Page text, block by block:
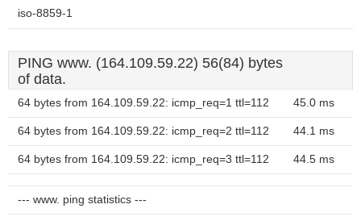
iso-8859-1
PING www. (164.109.59.22) 56(84) bytes
of data.
64 bytes from 164.109.59.22: icmp_req=1 ttl=112 45.0 ms
64 bytes from 164.109.59.22: icmp_req=2 ttl=112 44.1 ms
64 bytes from 164.109.59.22: icmp_req=3 ttl=112 44.5 ms
--- www. ping statistics ---